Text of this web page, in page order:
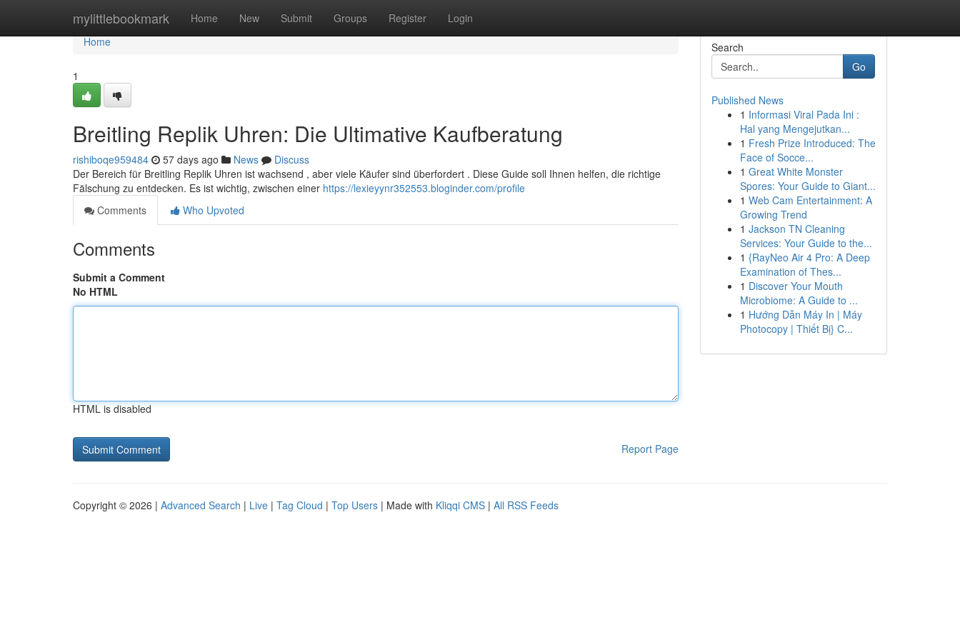
mylittlebookmark Home New Submit Groups Register Login
Home
Home
1
Breitling Replik Uhren: Die Ultimative Kaufberatung
rishiboqe959484 57 days ago News
Discuss
Der Bereich für Breitling Replik Uhren ist wachsend , aber viele Käufer sind überfordert . Diese Guide soll Ihnen helfen, die richtige
Fälschung zu entdecken. Es ist wichtig, zwischen einer https://lexieyynr352553.bloginder.com/profile
Comments
Who Upvoted
Comments
Submit a Comment
No HTML
HTML is disabled
Report Page
Search
Go
Published News
1 Informasi Viral Pada Ini :
Hal yang Mengejutkan...
1 Fresh Prize Introduced: The
Face of Socce...
1 Great White Monster
Spores: Your Guide to Giant...
1 Web Cam Entertainment: A
Growing Trend
1 Jackson TN Cleaning
Services: Your Guide to the...
1 {RayNeo Air 4 Pro: A Deep
Examination of Thes...
1 Discover Your Mouth
Microbiome: A Guide to ...
1 Hướng Dẫn Máy In | Máy
Photocopy | Thiết Bị} C...
Copyright © 2026 | Advanced Search | Live | Tag Cloud | Top Users | Made with Kliqqi CMS | All RSS Feeds